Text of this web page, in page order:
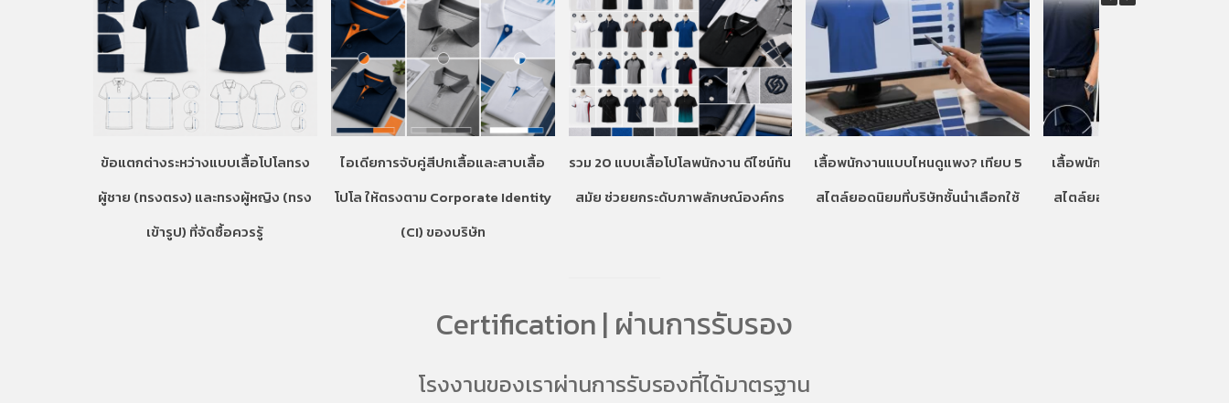
ข้อแตกต่างระหว่างแบบเสื้อโปโลทรง
ผู้ชาย (ทรงตรง) และทรงผู้หญิง (ทรง
เข้ารูป) ที่จัดซื้อควรรู้
ไอเดียการจับคู่สีปกเสื้อและสาบเสื้อ
โปโล ให้ตรงตาม Corporate Identity
(CI) ของบริษัท
รวม 20 แบบเสื้อโปโลพนักงาน ดีไซน์ทัน
สมัย ช่วยยกระดับภาพลักษณ์องค์กร
เสื้อพนักงานแบบไหนดูแพง? เทียบ 5
สไตล์ยอดนิยมที่บริษัทชั้นนำเลือกใช้
เสื้อพนักงานแบบไหนดูแพง? เ
สไตล์ยอดนิยมที่บริษัทชั้นนำเ
Certification | ผ่านการรับรอง
โรงงานของเราผ่านการรับรองที่ได้มาตรฐาน